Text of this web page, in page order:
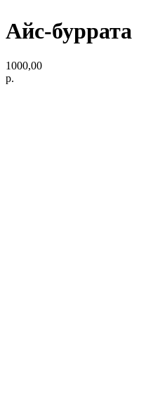
Айс-буррата
1000,00
р.